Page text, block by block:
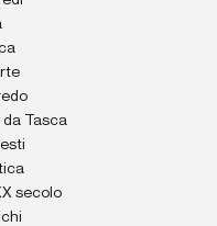
da Tasca
secolo